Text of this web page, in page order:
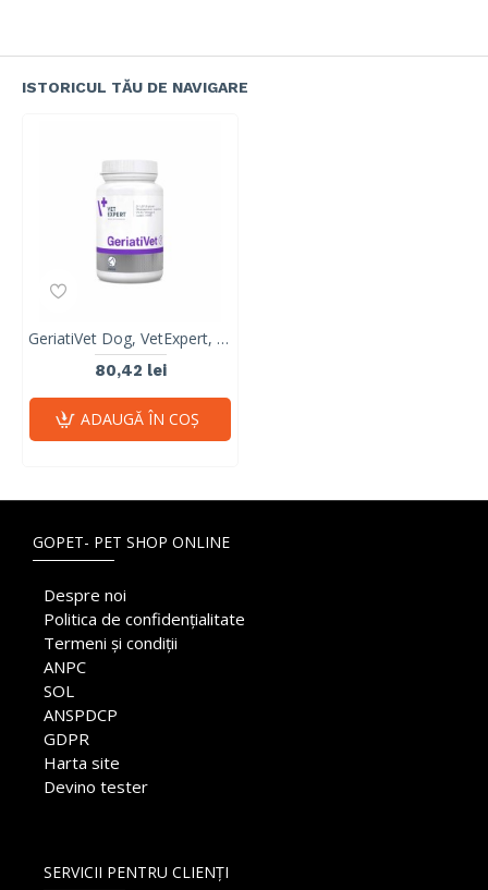
ISTORICUL TĂU DE NAVIGARE
GeriatiVet Dog, VetExpert, 45 tablete
80,42 lei
ADAUGĂ ÎN COŞ
GOPET- PET SHOP ONLINE
Despre noi
Politica de confidențialitate
Termeni și condiții
ANPC
SOL
ANSPDCP
GDPR
Harta site
Devino tester
SERVICII PENTRU CLIENȚI